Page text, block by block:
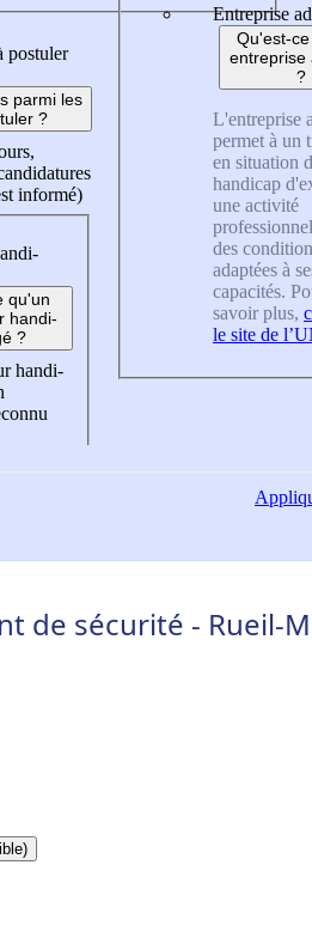
postuler
parmi les
?
informé)
qu'un
handi-
?
handi-
Entreprise
Qu'est-
entreprise
?
L'entreprise
permet à un
en situation
handicap
une activité
des
adaptées à
capacités.
savoir plus,
le site de
de sécurité - Rueil-